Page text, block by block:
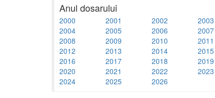
Anul dosarului
2000 2001 2002
2003
2004
2005 2006
2007
2008
2009 2010
2011
2012
2013 2014
2015
2016
2017 2018
2019
2020
2021 2022
2023
2024
2025 2026